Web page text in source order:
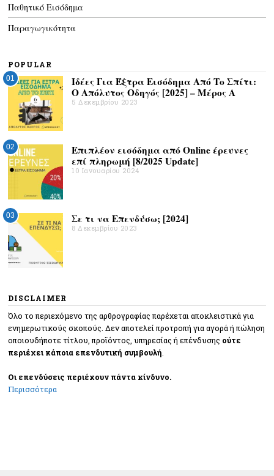
Παθητικό Εισόδημα
Παραγωγικότητα
POPULAR
01
Ιδέες Για Έξτρα Εισόδημα Από Το Σπίτι:
Ο Απόλυτος Οδηγός [2025] – Μέρος Α
5 Δεκεμβρίου 2023
02
Επιπλέον εισόδημα από Online έρευνες
επί πληρωμή [8/2025 Update]
10 Ιανουαρίου 2024
03 Σε τι να Επενδύσω; [2024]
8 Δεκεμβρίου 2023
DISCLAIMER
Όλο το περιεχόμενο της αρθρογραφίας παρέχεται αποκλειστικά για
ενημερωτικούς σκοπούς. Δεν αποτελεί προτροπή για αγορά ή πώληση
οποιουδήποτε τίτλου, προϊόντος, υπηρεσίας ή επένδυσης ούτε
περιέχει κάποια επενδυτική συμβουλή
Οι επενδύσεις περιέχουν πάντα κίνδυνο.
Περισσότερα